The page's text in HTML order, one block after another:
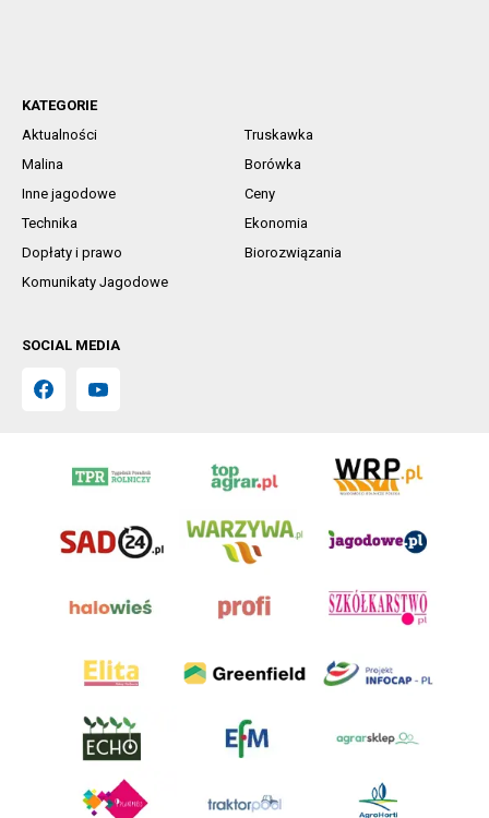
KATEGORIE
Aktualności
Truskawka
Malina
Borówka
Inne jagodowe
Ceny
Technika
Ekonomia
Dopłaty i prawo
Biorozwiązania
Komunikaty Jagodowe
SOCIAL MEDIA